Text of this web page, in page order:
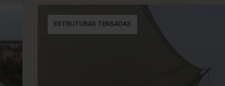
ESTRUTURAS TENSADAS